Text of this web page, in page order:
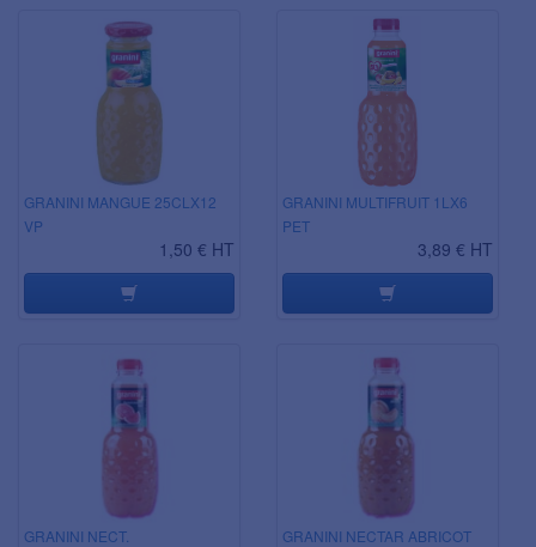
GRANINI MANGUE 25CLX12
VP
1,50 € HT
GRANINI MULTIFRUIT 1LX6
PET
3,89 € HT
GRANINI NECT.
GRANINI NECTAR ABRICOT